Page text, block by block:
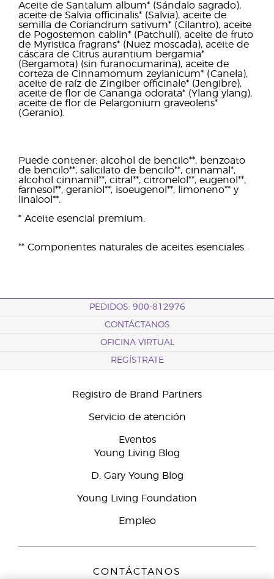
Aceite de Santalum album* (Sándalo sagrado),
aceite de Salvia officinalis* (Salvia), aceite de
semilla de Coriandrum sativum* (Cilantro), aceite
de Pogostemon cablin* (Patchulí), aceite de fruto
de Myristica fragrans* (Nuez moscada), aceite de
cáscara de Citrus aurantium bergamia*
(Bergamota) (sin furanocumarina), aceite de
corteza de Cinnamomum zeylanicum* (Canela),
aceite de raíz de Zingiber officinale* (Jengibre),
aceite de flor de Cananga odorata* (Ylang ylang),
aceite de flor de Pelargonium graveolens*
(Geranio).
Puede contener: alcohol de bencilo**, benzoato
de bencilo**, salicilato de bencilo**, cinnamal*,
alcohol cinnamil**, citral**, citronelol**, eugenol**,
farnesol**, geraniol**, isoeugenol**, limoneno** y
linalool**.
* Aceite esencial premium.
** Componentes naturales de aceites esenciales.
PEDIDOS: 900-812976
CONTÁCTANOS
OFICINA VIRTUAL
REGÍSTRATE
Registro de Brand Partners
Servicio de atención
Eventos
Young Living Blog
D. Gary Young Blog
Young Living Foundation
Empleo
CONTÁCTANOS